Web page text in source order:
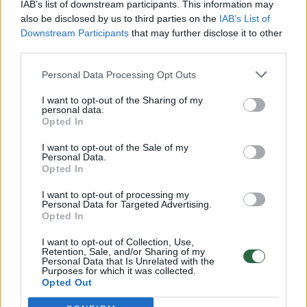
IAB’s list of downstream participants. This information may
also be disclosed by us to third parties on the IAB’s List of
Downstream Participants that may further disclose it to other
Personal Data Processing Opt Outs
I want to opt-out of the Sharing of my
personal data.
Opted In
I want to opt-out of the Sale of my
Personal Data.
Opted In
I want to opt-out of processing my
Personal Data for Targeted Advertising.
Opted In
I want to opt-out of Collection, Use,
Retention, Sale, and/or Sharing of my
Personal Data that Is Unrelated with the
Purposes for which it was collected.
Opted Out
Žinios | Lietuvos diena
Savaitės vidurys nusimato karštas: temperatūra kils iki
Žinios | Orai
00:15:54
V. Zalužno pasisakymą laiko bandymu įsitvirtinti
Ukrainos politikoje: jis yra neteisus
Laidos | Nauja diena
K. Prunskienės brolis prisiminė jaudinančią akimirką
prieš mirtį: „Tai buvo simbolinis mūsų pagerbimo
ženklas“
Žinios | Lietuvos diena